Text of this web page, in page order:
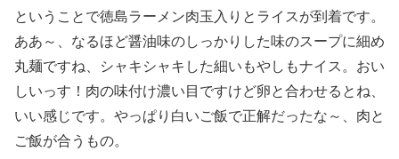
ということで徳島ラーメン肉玉入りとライスが到着です。
ああ～、なるほど醤油味のしっかりした味のスープに細め
丸麺ですね、シャキシャキした細いもやしもナイス。おい
しいっす！肉の味付け濃い目ですけど卵と合わせるとね、
いい感じです。やっぱり白いご飯で正解だったな～、肉と
ご飯が合うもの。